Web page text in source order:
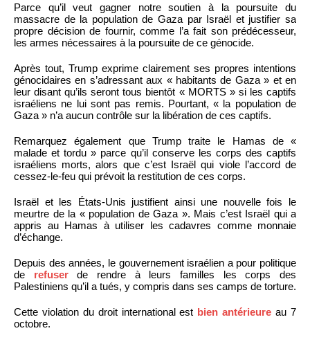
Parce qu’il veut gagner notre soutien à la poursuite du
massacre de la population de Gaza par Israël et justifier sa
propre décision de fournir, comme l’a fait son prédécesseur,
les armes nécessaires à la poursuite de ce génocide.
Après tout, Trump exprime clairement ses propres intentions
génocidaires en s’adressant aux « habitants de Gaza » et en
leur disant qu’ils seront tous bientôt « MORTS » si les captifs
israéliens ne lui sont pas remis. Pourtant, « la population de
Gaza » n’a aucun contrôle sur la libération de ces captifs.
Remarquez également que Trump traite le Hamas de «
malade et tordu » parce qu’il conserve les corps des captifs
israéliens morts, alors que c’est Israël qui viole l’accord de
cessez-le-feu qui prévoit la restitution de ces corps.
Israël et les États-Unis justifient ainsi une nouvelle fois le
meurtre de la « population de Gaza ». Mais c’est Israël qui a
appris au Hamas à utiliser les cadavres comme monnaie
d’échange.
Depuis des années, le gouvernement israélien a pour politique
de refuserde rendre à leurs familles les corps des
Palestiniens qu’il a tués, y compris dans ses camps de torture.
Cette violation du droit international est bien antérieure au 7
octobre.